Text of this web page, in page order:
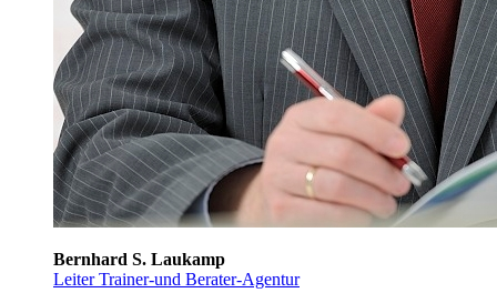
Bernhard S. Laukamp
Leiter Trainer-und Berater-Agentur